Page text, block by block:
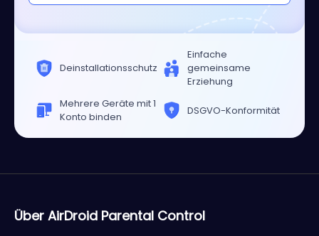
Deinstallationsschutz
Einfache
gemeinsame
Erziehung
Mehrere Geräte mit 1
Konto binden
DSGVO-Konformität
Über AirDroid Parental Control